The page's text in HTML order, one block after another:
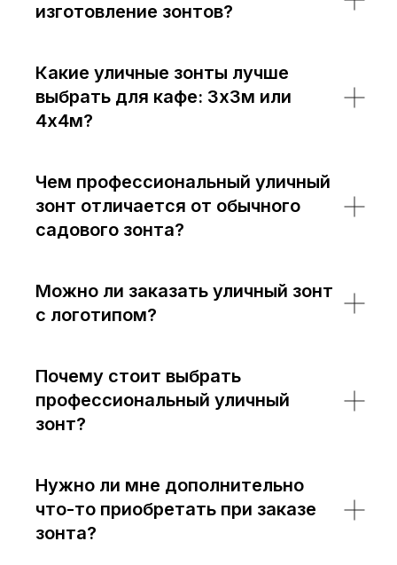
изготовление зонтов?
Какие уличные зонты лучше
выбрать для кафе: 3х3м или
4х4м?
Чем профессиональный уличный
зонт отличается от обычного
садового зонта?
Можно ли заказать уличный зонт
с логотипом?
Почему стоит выбрать
профессиональный уличный
зонт?
Нужно ли мне дополнительно
что-то приобретать при заказе
зонта?